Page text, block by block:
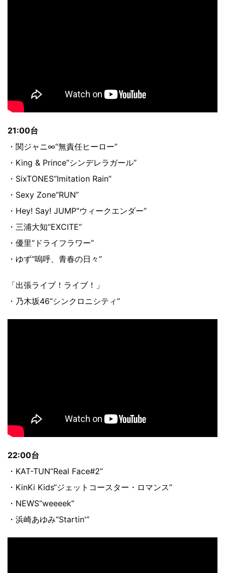
21:00台
・関ジャニ∞“無責任ヒーロー”
・King & Prince“シンデレラガール”
・SixTONES“Imitation Rain”
・Sexy Zone“RUN”
・Hey! Say! JUMP“ウィークエンダー”
・三浦大知“EXCITE”
・優里“ドライフラワー”
・ゆず“嗚呼、青春の日々”
「出張ライブ！ライブ！」
・乃木坂46“シンクロニシティ”
22:00台
・KAT-TUN“Real Face#2”
・KinKi Kids“ジェットコースター・ロマンス”
・NEWS“weeeek”
・浜崎あゆみ“Startin'”